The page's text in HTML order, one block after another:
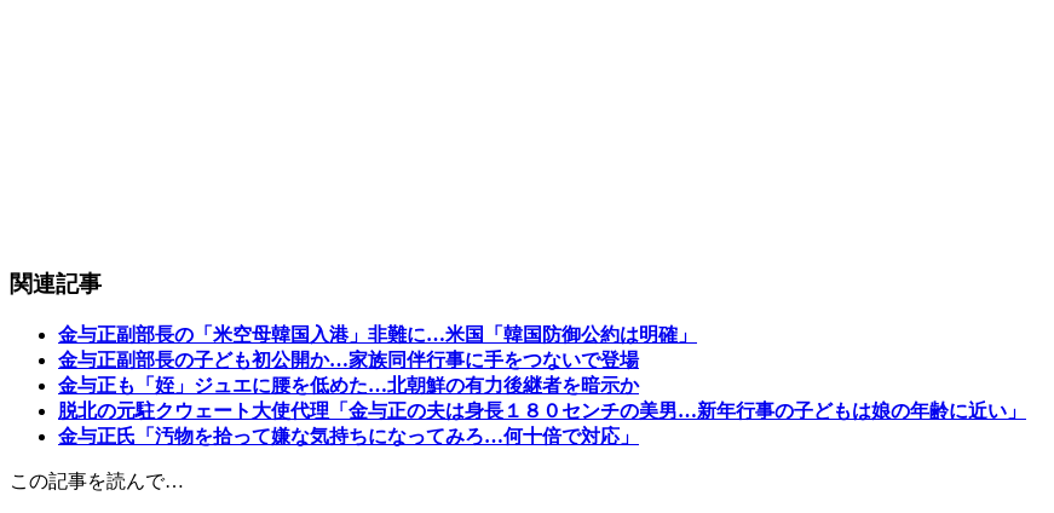
関連記事
金与正副部長の「米空母韓国入港」非難に…米国「韓国防御公約は明確」
金与正副部長の子ども初公開か…家族同伴行事に手をつないで登場
金与正も「姪」ジュエに腰を低めた…北朝鮮の有力後継者を暗示か
脱北の元駐クウェート大使代理「金与正の夫は身長１８０センチの美男…新年行事の子どもは娘の年齢に近い」
金与正氏「汚物を拾って嫌な気持ちになってみろ…何十倍で対応」
この記事を読んで…